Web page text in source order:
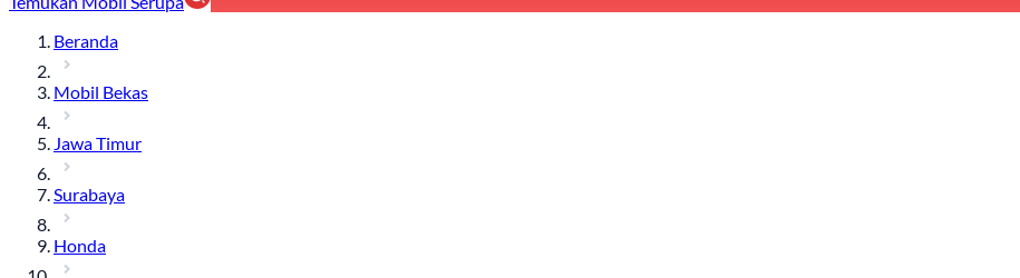
Beranda
Mobil Bekas
Jawa Timur
Surabaya
Honda